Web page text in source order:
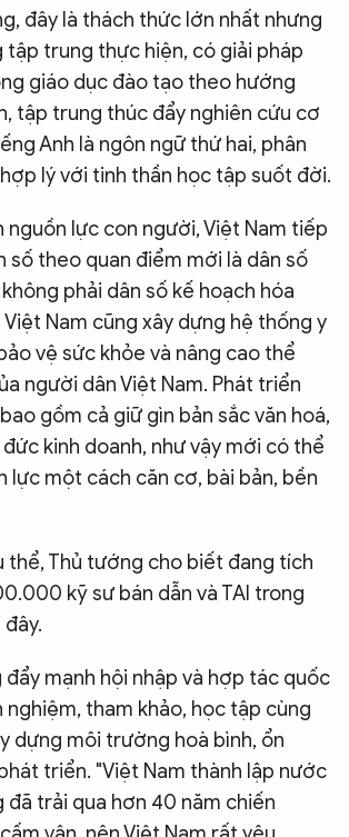
đây là thách thức lớn nhất nhưng
tập trung thực hiện, có giải pháp
giáo dục đào tạo theo hướng
tập trung thúc đẩy nghiên cứu cơ
Anh là ngôn ngữ thứ hai, phân
lý với tinh thần học tập suốt đời.
nguồn lực con người, Việt Nam tiếp
số theo quan điểm mới là dân số
phải dân số kế hoạch hóa
Nam cũng xây dựng hệ thống y
vệ sức khỏe và nâng cao thể
người dân Việt Nam. Phát triển
gồm cả giữ gìn bản sắc văn hoá,
kinh doanh, như vậy mới có thể
lực một cách căn cơ, bài bản, bền
thể, Thủ tướng cho biết đang tích
kỹ sư bán dẫn và TAI trong
đẩy mạnh hội nhập và hợp tác quốc
nghiệm, tham khảo, học tập cùng
dựng môi trường hoà bình, ổn
triển. "Việt Nam thành lập nước
đã trải qua hơn 40 năm chiến